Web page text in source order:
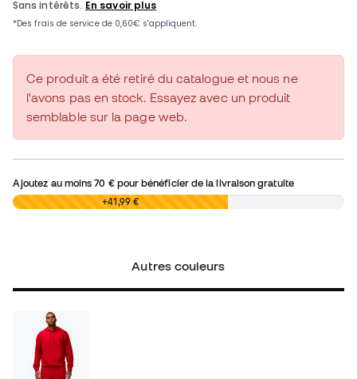
Ce produit a été retiré du catalogue et nous ne
l'avons pas en stock. Essayez avec un produit
semblable sur la page web.
Ajoutez au moins70 €pour bénéficier de la livraison gratuite
0,00 € +41,99 €
Autres couleurs